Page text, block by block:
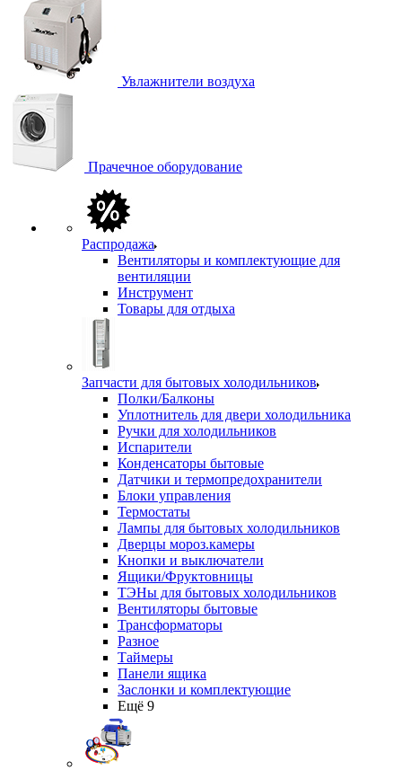
Увлажнители воздуха
Прачечное оборудование
Распродажа
Вентиляторы и комплектующие для
вентиляции
Инструмент
Товары для отдыха
Запчасти для бытовых холодильников
Полки/Балконы
Уплотнитель для двери холодильника
Ручки для холодильников
Испарители
Конденсаторы бытовые
Датчики и термопредохранители
Блоки управления
Термостаты
Лампы для бытовых холодильников
Дверцы мороз.камеры
Кнопки и выключатели
Ящики/Фруктовницы
ТЭНы для бытовых холодильников
Вентиляторы бытовые
Трансформаторы
Разное
Таймеры
Панели ящика
Заслонки и комплектующие
Ещё 9